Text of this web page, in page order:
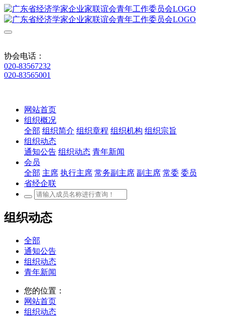
协会电话：
020-83567232
020-83565001
网站首页
组织概况
全部 组织简介 组织章程 组织机构 组织宗旨
组织动态
通知公告 组织动态 青年新闻
会员
全部 主席 执行主席 常务副主席 副主席 常委 委员
省经企联
组织动态
全部
通知公告
组织动态
青年新闻
您的位置：
网站首页
组织动态